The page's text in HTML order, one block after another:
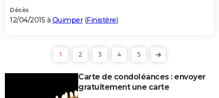
Décès
12/04/2015 à Quimper(Finistère)
1 2 3 4 5
Carte de condoléances : envoyer
gratuitement une carte